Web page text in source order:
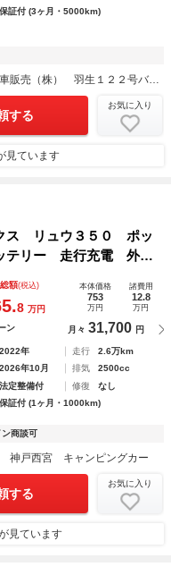
保証付 (3ヶ月・5000km)
オートＰＡＸ 川野辺自動車販売（株） 羽生１２２号バイパス店
する
お気に入り
見ています
ス リュウ３５０ ポッ
テリー 走行充電 外部
ＦＦヒーター メイン
ィーゼル ４ＷＤ キャ
額(税込)
8 万円
本体価格
753
万円
諸費用
12.8
万円
ン 月々 31,700 円
2022年 走行
2.6万km
2026年10月 排気
2500cc
法定整備付 修復
なし
保証付 (1ヶ月・1000km)
商談可
神戸西宮 キャンピングカー
する
お気に入り
見ています